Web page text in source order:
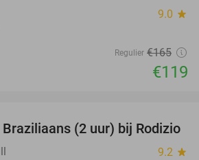
9.0 star
Regulier €165
€119
23%
(2 uur) bij Rodizio
9.2 star